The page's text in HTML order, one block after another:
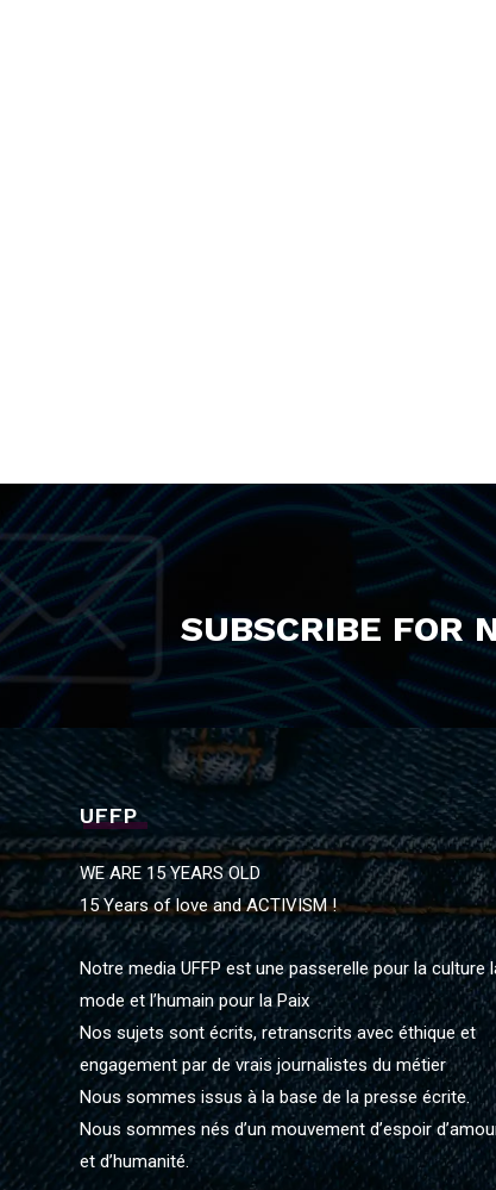
SUBSCRIBE FOR
UFFP
WE ARE 15 YEARS OLD
15 Years of love and ACTIVISM !
Notre media UFFP est une passerelle pour la culture
mode et l’humain pour la Paix
Nos sujets sont écrits, retranscrits avec éthique et
engagement par de vrais journalistes du métier
Nous sommes issus à la base de la presse écrite.
Nous sommes nés d’un mouvement d’espoir
et d’humanité.